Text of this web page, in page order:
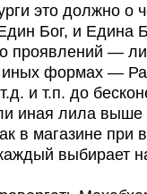
это должно о
Бог, и Едина
проявлений —
иных формах —
и т.п. до
иная лила
в магазине при
выбирает